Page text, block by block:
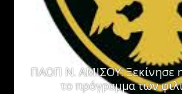
ΠΑΟΠ Ν. ΑΜΙΣΟΥ: Ξεκίνησε
το πρόγραμμα των